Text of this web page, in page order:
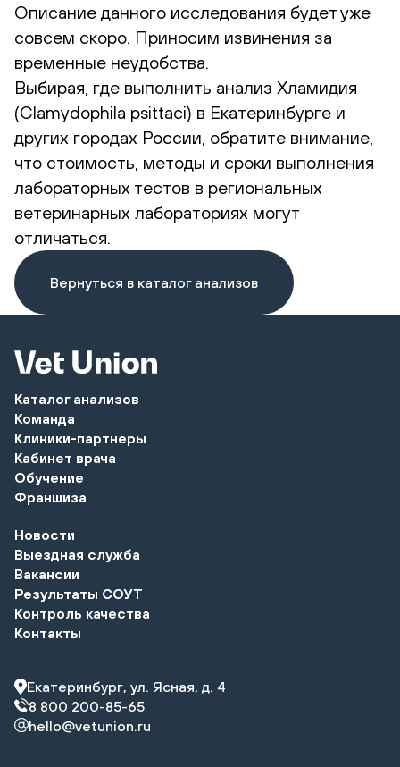
Описание данного исследования будет уже
совсем скоро. Приносим извинения за
временные неудобства.
Выбирая, где выполнить анализ Хламидия
(Clamydophila psittaci) в Екатеринбурге и
других городах России, обратите внимание,
что стоимость, методы и сроки выполнения
лабораторных тестов в региональных
ветеринарных лабораториях могут
отличаться.
Вернуться в каталог анализов
Каталог анализов
Команда
Клиники-партнеры
Кабинет врача
Обучение
Франшиза
Новости
Выездная служба
Вакансии
Результаты СОУТ
Контроль качества
Контакты
Екатеринбург, ул. Ясная, д. 4
8 800 200-85-65
hello@vetunion.ru